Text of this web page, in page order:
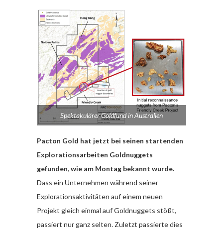
Spektakulärer Goldfund in Australien
Pacton Gold hat jetzt bei seinen startenden
Explorationsarbeiten Goldnuggets
gefunden, wie am Montag bekannt wurde.
Dass ein Unternehmen während seiner
Explorationsaktivitäten auf einem neuen
Projekt gleich einmal auf Goldnuggets stößt,
passiert nur ganz selten. Zuletzt passierte dies